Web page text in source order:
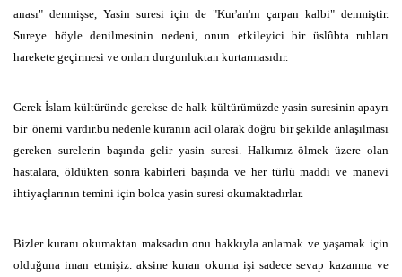
anası" denmişse, Yasin suresi için de "Kur'an'ın çarpan kalbi" denmiştir.
Sureye böyle denilmesinin nedeni, onun etkileyici bir üslûbta ruhları
harekete geçirmesi ve onları durgunluktan kurtarmasıdır.
Gerek İslam kültüründe gerekse de halk kültürümüzde yasin suresinin apayrı
bir önemi vardır.bu nedenle kuranın acil olarak doğru bir şekilde anlaşılması
gereken surelerin başında gelir yasin suresi. Halkımız ölmek üzere olan
hastalara, öldükten sonra kabirleri başında ve her türlü maddi ve manevi
ihtiyaçlarının temini için bolca yasin suresi okumaktadırlar.
Bizler kuranı okumaktan maksadın onu hakkıyla anlamak ve yaşamak için
olduğuna iman etmişiz. aksine kuran okuma işi sadece sevap kazanma ve